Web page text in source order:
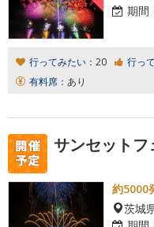
期間
行ってみたい： 20 行っ
有料席： あり
サンセット
約5000
茨城